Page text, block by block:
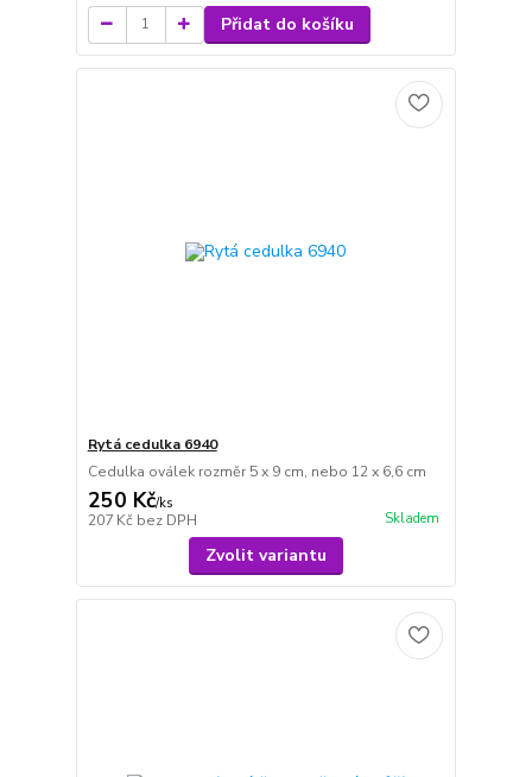
Přidat do košíku
Rytá cedulka 6940
Cedulka oválek rozměr 5 x 9 cm, nebo 12 x 6,6 cm
250 Kč/ks
207 Kč bez DPH Skladem
Zvolit variantu